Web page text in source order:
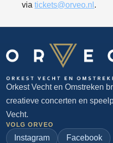
viatickets@orveo.nl .
Orkest Vecht en Omstreken
creatieve concerten en
Vecht.
VOLG ORVEO
Instagram Facebook